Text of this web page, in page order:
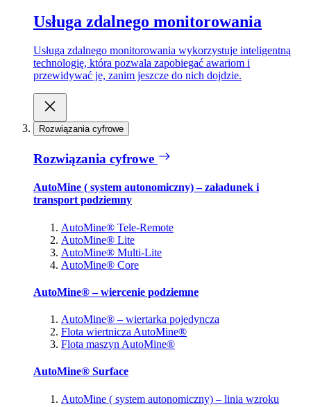
Usługa zdalnego monitorowania
Usługa zdalnego monitorowania wykorzystuje inteligentną
technologię, która pozwala zapobiegać awariom i
przewidywać je, zanim jeszcze do nich dojdzie.
Rozwiązania cyfrowe
Rozwiązania cyfrowe
AutoMine ( system autonomiczny) – załadunek i
transport podziemny
AutoMine® Tele-Remote
AutoMine® Lite
AutoMine® Multi-Lite
AutoMine® Core
AutoMine® – wiercenie podziemne
AutoMine® – wiertarka pojedyncza
Flota wiertnicza AutoMine®
Flota maszyn AutoMine®
AutoMine® Surface
AutoMine ( system autonomiczny) – linia wzroku